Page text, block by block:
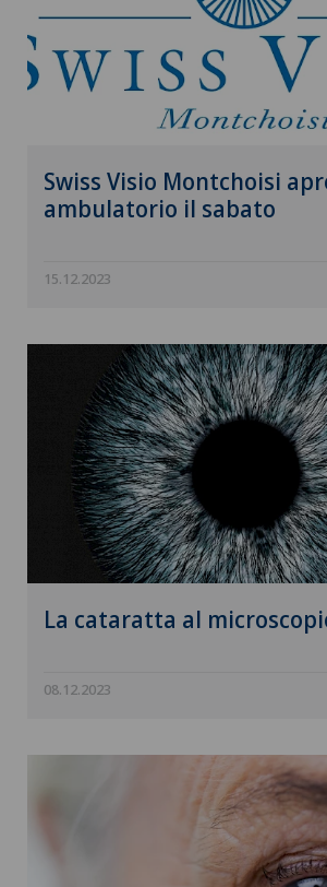
Swiss Visio Montchoisi
ambulatorio il sabato
15.12.2023
La cataratta al
08.12.2023